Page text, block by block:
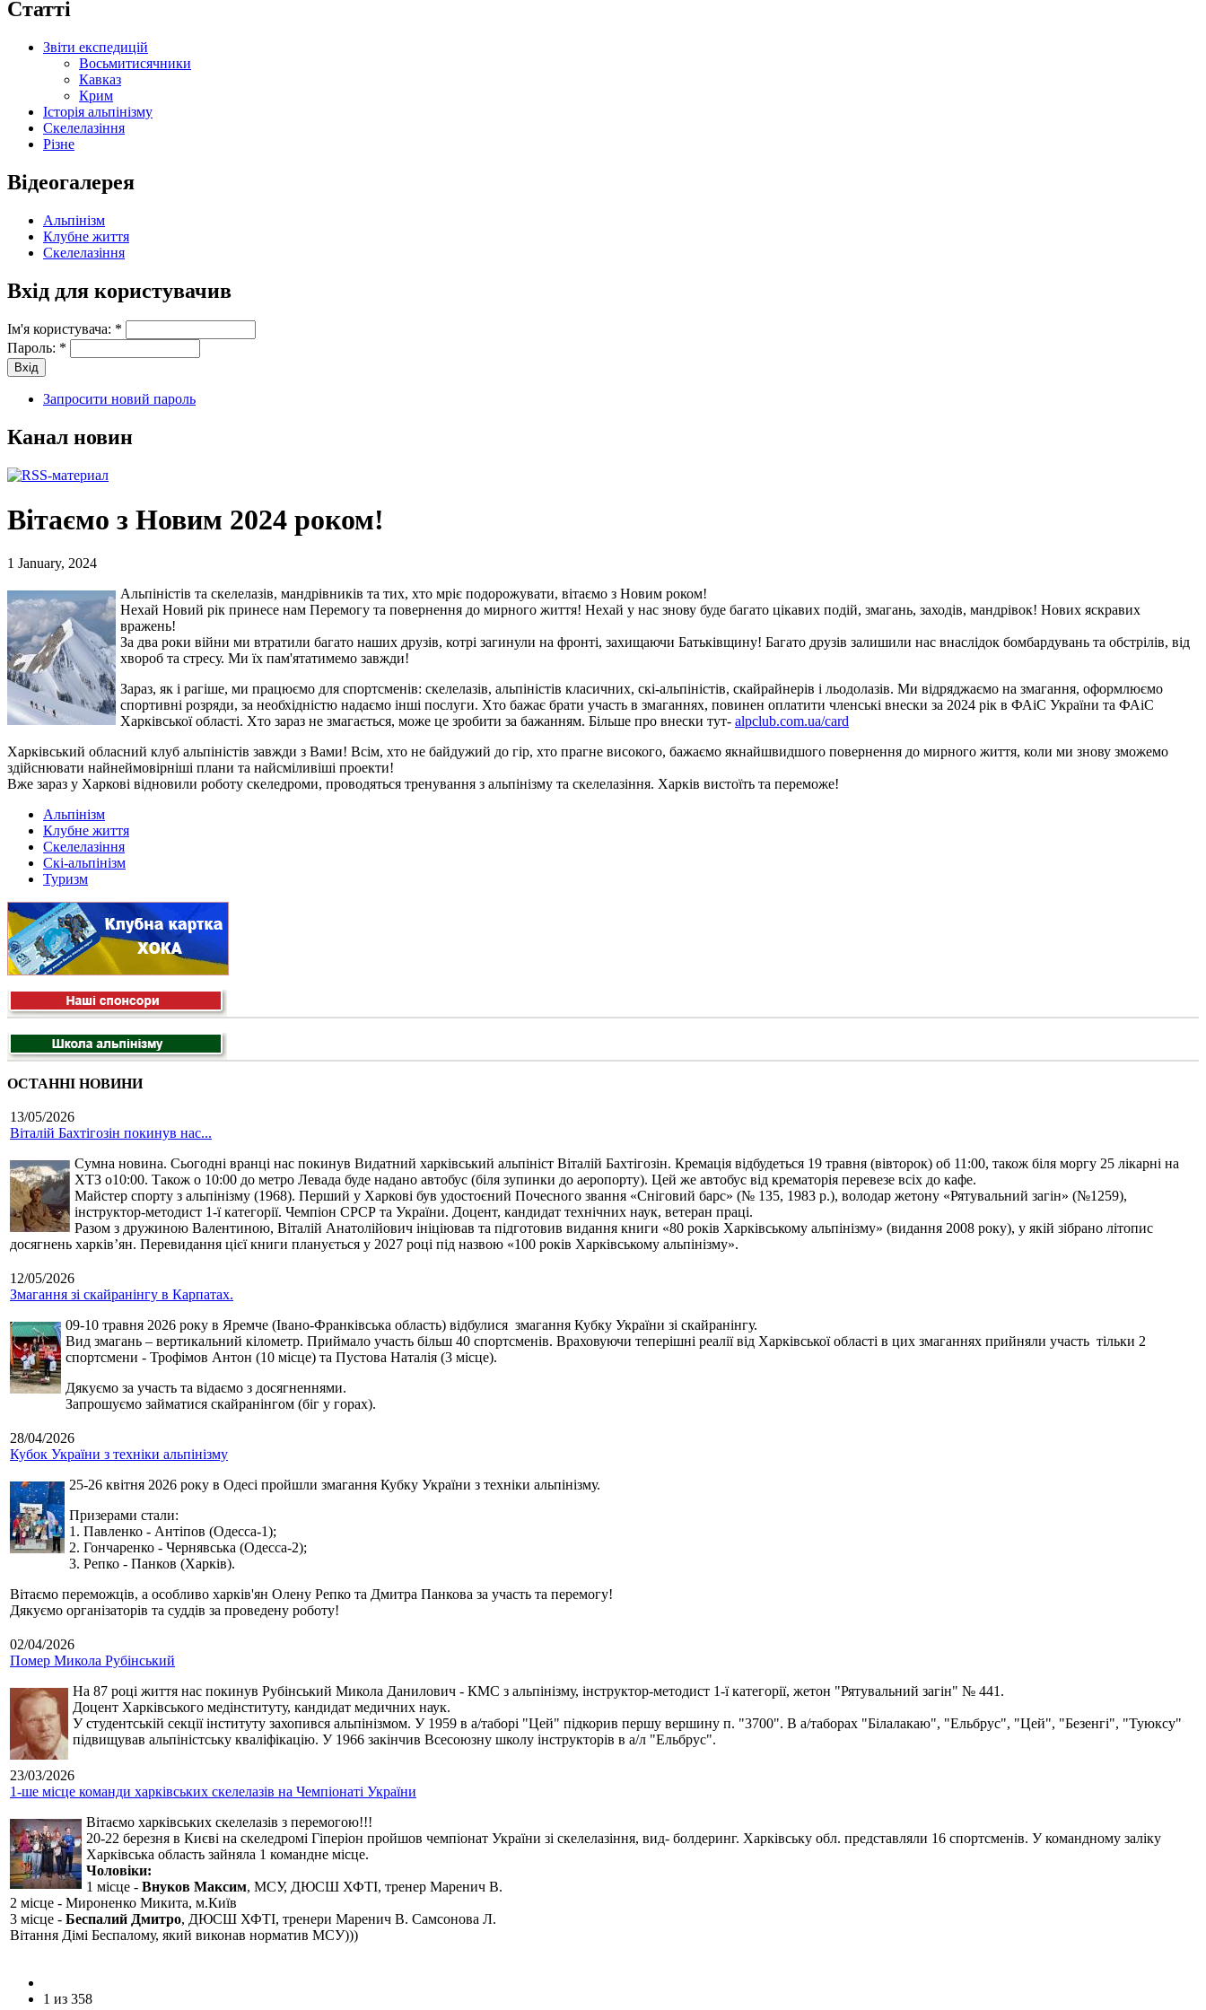
Статті
Звіти експедицій
Восьмитисячники
Кавказ
Крим
Історія альпінізму
Скелелазіння
Різне
Відеогалерея
Альпінізм
Клубне життя
Скелелазіння
Вхід для користувачив
Ім'я користувача: *
Пароль: *
Запросити новий пароль
Канал новин
Вітаємо з Новим 2024 роком!
1 January, 2024
Альпіністів та скелелазів, мандрівників та тих, хто мріє подорожувати, вітаємо з Новим роком!
Нехай Новий рік принесе нам Перемогу та повернення до мирного життя! Нехай у нас знову буде багато цікавих подій, змагань, заходів, мандрівок! Нових яскравих
вражень!
За два роки війни ми втратили багато наших друзів, котрі загинули на фронті, захищаючи Батьківщину! Багато друзів залишили нас внаслідок бомбардувань та обстрілів, від
хвороб та стресу. Ми їх пам'ятатимемо завжди!
Зараз, як і рагіше, ми працюємо для спортсменів: скелелазів, альпіністів класичних, скі-альпіністів, скайрайнерів і льодолазів. Ми відряджаємо на змагання, оформлюємо
спортивні розряди, за необхідністю надаємо інші послуги. Хто бажає брати участь в змаганнях, повинен оплатити членські внески за 2024 рік в ФАіС України та ФАіС
Харківської області. Хто зараз не змагається, може це зробити за бажанням. Більше про внески тут- alpclub.com.ua/card
Харківський обласний клуб альпіністів завжди з Вами! Всім, хто не байдужий до гір, хто прагне високого, бажаємо якнайшвидшого повернення до мирного життя, коли ми знову зможемо
здійснювати найнеймовірніші плани та найсміливіші проекти!
Вже зараз у Харкові відновили роботу скеледроми, проводяться тренування з альпінізму та скелелазіння. Харків вистоїть та переможе!
Альпінізм
Клубне життя
Скелелазіння
Скі-альпінізм
Туризм
ОСТАННІ НОВИНИ
13/05/2026
Віталій Бахтігозін покинув нас...
Сумна новина. Сьогодні вранці нас покинув Видатний харківський альпініст Віталій Бахтігозін. Кремація відбудеться 19 травня (вівторок) об 11:00, також біля моргу 25 лікарні на
ХТЗ о10:00. Також о 10:00 до метро Левада буде надано автобус (біля зупинки до аеропорту). Цей же автобус від крематорія перевезе всіх до кафе.
Майстер спорту з альпінізму (1968). Перший у Харкові був удостоєний Почесного звання «Сніговий барс» (№ 135, 1983 р.), володар жетону «Рятувальний загін» (№1259),
інструктор-методист 1-ї категорії. Чемпіон СРСР та України. Доцент, кандидат технічних наук, ветеран праці.
Разом з дружиною Валентиною, Віталій Анатолійович ініціював та підготовив видання книги «80 років Харківському альпінізму» (видання 2008 року), у якій зібрано літопис
досягнень харків’ян. Перевидання цієї книги планується у 2027 році під назвою «100 років Харківському альпінізму».
12/05/2026
Змагання зі скайранінгу в Карпатах.
09-10 травня 2026 року в Яремче (Івано-Франківська область) відбулися змагання Кубку України зі скайранінгу.
Вид змагань – вертикальний кілометр. Приймало участь більш 40 спортсменів. Враховуючи теперішні реалії від Харківської області в цих змаганнях прийняли участь тільки 2
спортсмени - Трофімов Антон (10 місце) та Пустова Наталія (3 місце).
Дякуємо за участь та відаємо з досягненнями.
Запрошуємо займатися скайранінгом (біг у горах).
28/04/2026
Кубок України з техніки альпінізму
25-26 квітня 2026 року в Одесі пройшли змагання Кубку України з техніки альпінізму.
Призерами стали:
1. Павленко - Антіпов (Одесса-1);
2. Гончаренко - Чернявська (Одесса-2);
3. Репко - Панков (Харків).
Вітаємо переможців, а особливо харків'ян Олену Репко та Дмитра Панкова за участь та перемогу!
Дякуємо організаторів та суддів за проведену роботу!
02/04/2026
Помер Микола Рубінський
На 87 році життя нас покинув Рубінський Микола Данилович - КМС з альпінізму, інструктор-методист 1-ї категорії, жетон "Рятувальний загін" № 441.
Доцент Харківського медінституту, кандидат медичних наук.
У студентській секції інституту захопився альпінізмом. У 1959 в а/таборі "Цей" підкорив першу вершину п. "3700". В а/таборах "Білалакаю", "Ельбрус", "Цей", "Безенгі", "Туюксу"
підвищував альпіністську кваліфікацію. У 1966 закінчив Всесоюзну школу інструкторів в а/л "Ельбрус".
23/03/2026
1-ше місце команди харківських скелелазів на Чемпіонаті України
Вітаємо харківських скелелазів з перемогою!!!
20-22 березня в Києві на скеледромі Гіперіон пройшов чемпіонат України зі скелелазіння, вид- болдеринг. Харківську обл. представляли 16 спортсменів. У командному заліку
Харківська область зайняла 1 командне місце.
Чоловіки:
1 місце - Внуков Максим, МСУ, ДЮСШ ХФТІ, тренер Маренич В.
2 місце - Мироненко Микита, м.Київ
3 місце - Беспалий Дмитро, ДЮСШ ХФТІ, тренери Маренич В. Самсонова Л.
Вітання Дімі Беспалому, який виконав норматив МСУ)))
1 из 358